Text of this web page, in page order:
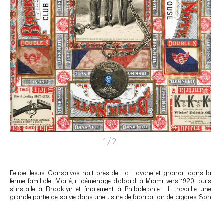
1/2
Felipe Jesus Consalvos nait près de La Havane et grandit dans la
ferme familiale. Marié, il déménage d’abord à Miami vers 1920, puis
s’installe à Brooklyn et finalement à Philadelphie.
Il travaille une
grande partie de sa vie dans une usine de fabrication de cigares. Son